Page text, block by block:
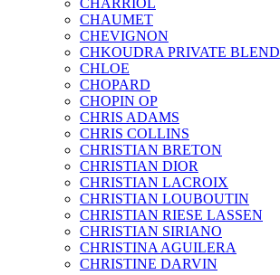
CHARRIOL
CHAUMET
CHEVIGNON
CHKOUDRA PRIVATE BLEND
CHLOE
CHOPARD
CHOPIN OP
CHRIS ADAMS
CHRIS COLLINS
CHRISTIAN BRETON
CHRISTIAN DIOR
CHRISTIAN LACROIX
CHRISTIAN LOUBOUTIN
CHRISTIAN RIESE LASSEN
CHRISTIAN SIRIANO
CHRISTINA AGUILERA
CHRISTINE DARVIN